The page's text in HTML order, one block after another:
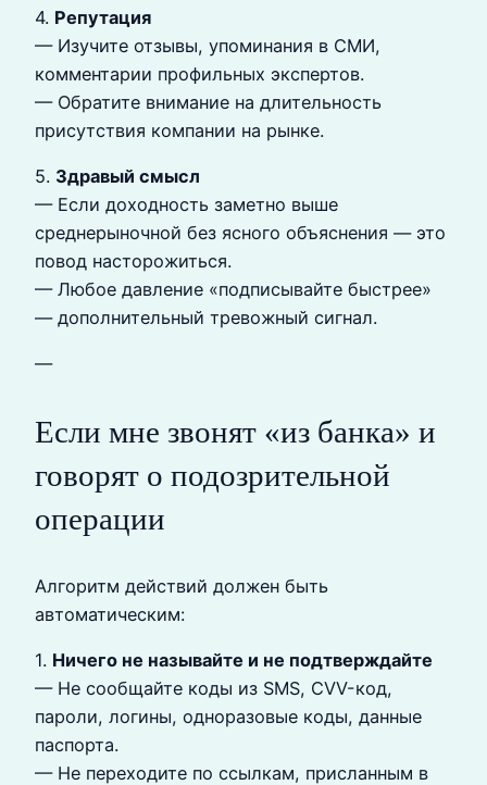
4. Репутация
— Изучите отзывы, упоминания в СМИ,
комментарии профильных экспертов.
— Обратите внимание на длительность
присутствия компании на рынке.
5. Здравый смысл
— Если доходность заметно выше
среднерыночной без ясного объяснения — это
повод насторожиться.
— Любое давление «подписывайте быстрее»
— дополнительный тревожный сигнал.
—
Если мне звонят «из банка» и
говорят о подозрительной
операции
Алгоритм действий должен быть
автоматическим:
1. Ничего не называйте и не подтверждайте
— Не сообщайте коды из SMS, CVV-код,
пароли, логины, одноразовые коды, данные
паспорта.
— Не переходите по ссылкам, присланным в